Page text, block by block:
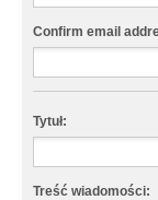
Confirm email
Tytuł:
Treść wiadomości: